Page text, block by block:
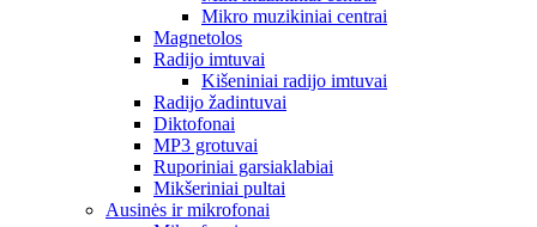
Mikro muzikiniai centrai
Magnetolos
Radijo imtuvai
Kišeniniai radijo imtuvai
Radijo žadintuvai
Diktofonai
MP3 grotuvai
Ruporiniai garsiaklabiai
Mikšeriniai pultai
Ausinės ir mikrofonai